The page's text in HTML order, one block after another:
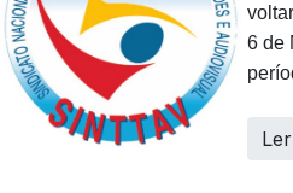
6 de